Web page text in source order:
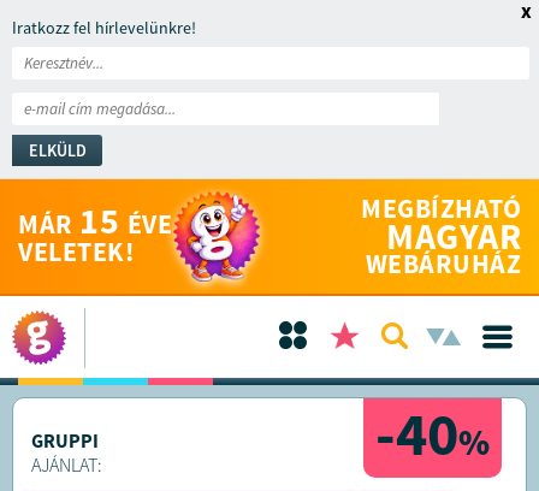
Iratkozz fel hírlevelünkre!
ELKÜLD
x
MÁR 15 ÉVE
VELETEK!
MEGBÍZHATÓ
MAGYAR
WEBÁRUHÁZ
-40%
GRUPPI
AJÁNLAT: